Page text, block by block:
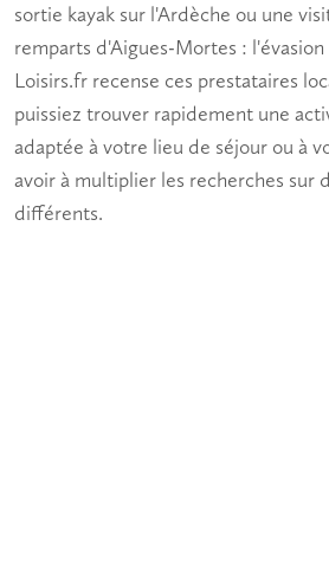
sortie kayak sur l'Ardèche ou une
remparts d'Aigues-Mortes : l'évasion
Loisirs.fr recense ces prestataires
puissiez trouver rapidement une
adaptée à votre lieu de séjour ou à
avoir à multiplier les recherches sur
différents.